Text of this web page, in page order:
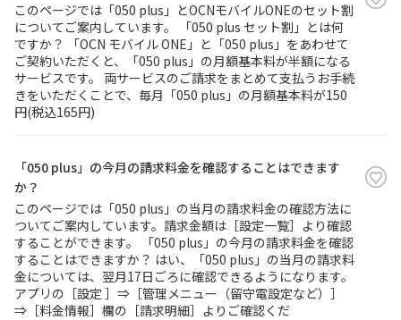
OCN サービス一覧
このページでは「050 plus」とOCNモバイルONEのセット割
についてご案内しています。 「050 plus セット割」とは何
ですか？ 「OCN モバイル ONE」と「050 plus」をあわせて
ご契約いただくと、「050 plus」の月額基本料が半額になる
サービスです。 両サービスのご請求をまとめて支払うお手続
きをいただくことで、毎月「050 plus」の月額基本料が150
円(税込165円)
「050 plus」の今月の請求料金を確認することはできます
か？
このページでは「050 plus」の当月の請求料金の確認方法に
ついてご案内しています。請求金額は［設定一覧］より確認
することができます。 「050 plus」の今月の請求料金を確認
することはできますか？ はい、「050 plus」の当月の請求料
金については、翌月17日ごろに確認できるようになります。
アプリの［設定 ］⇒［管理メニュー（留守電設定など）］
⇒［料金情報］欄の［請求明細］よりご確認くだ